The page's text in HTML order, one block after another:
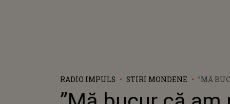
RADIO IMPULS STIRI MONDENE
”MĂ
CARE, ÎN